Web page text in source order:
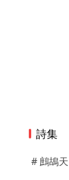
詩集
# 鷓鴣天